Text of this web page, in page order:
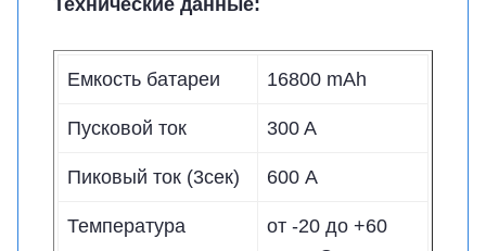
Емкость батареи 16800 mAh
Пусковой ток 300 A
Пиковый ток (3сек) 600 А
Температура
от -20 до +60